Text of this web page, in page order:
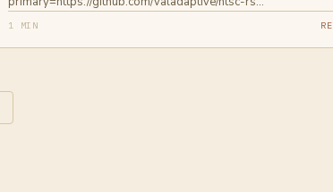
primary=https://blog.includesecurity.com/2026/06/the-
1 MIN